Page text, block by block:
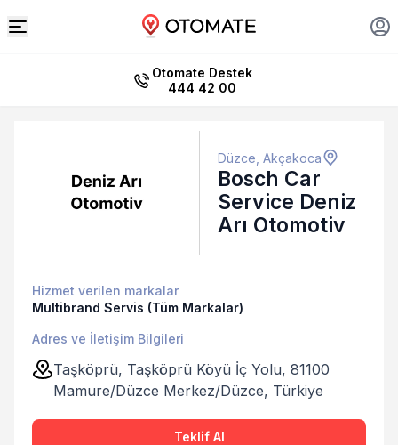
Otomate Destek
444 42 00
Düzce, Akçakoca
Bosch Car
Service Deniz
Arı Otomotiv
Hizmet verilen markalar
Multibrand Servis (Tüm Markalar)
Adres ve İletişim Bilgileri
Taşköprü, Taşköprü Köyü İç Yolu, 81100
Mamure/Düzce Merkez/Düzce, Türkiye
Teklif Al